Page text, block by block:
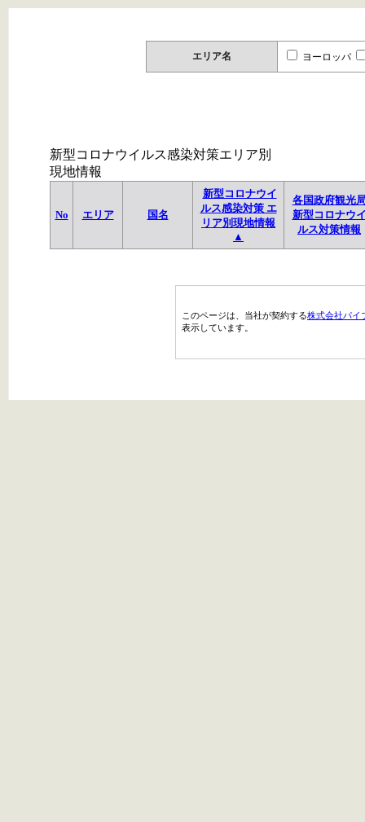
エリア名 ヨーロッパ
新型コロナウイルス感染対策エリア別
現地情報
No エリア 国名
新型コロナウイ
ルス感染対策 エ
リア別現地情報
▲
各国政府観光
新型コロナウ
ルス対策情報
このページは、当社が契約する株式会社パイ
表示しています。